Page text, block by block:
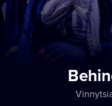
Zaregistrujte sa